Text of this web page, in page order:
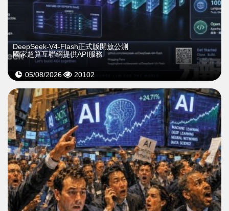
DeepSeek-V4-Flash正式版開放公測
國家超算互聯網提供API服務
05/08/2026 20102